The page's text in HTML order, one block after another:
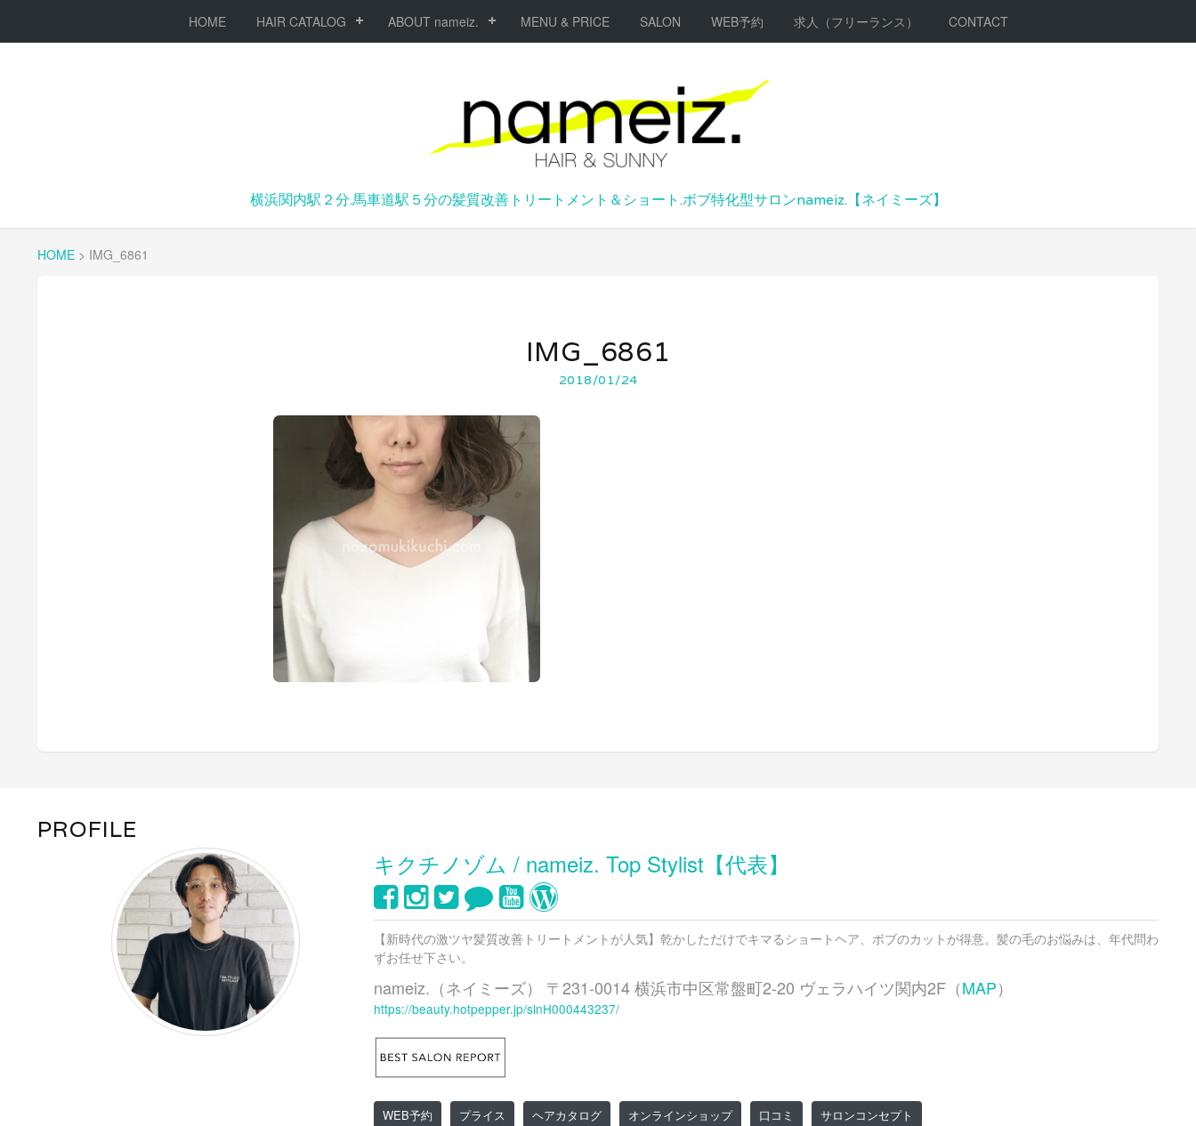
HOME HAIR CATALOG ABOUT nameiz. MENU & PRICE SALON WEB予約 求人（フリーランス） CONTACT
横浜関内駅２分.馬車道駅５分の髪質改善トリートメント＆ショート.ボブ特化型サロンnameiz.【ネイミーズ】
HOME > IMG_6861
IMG_6861
2018/01/24
PROFILE
キクチノゾム / nameiz. Top Stylist【代表】
【新時代の激ツヤ髪質改善トリートメントが人気】乾かしただけでキマるショートヘア、ボブのカットが得意。髪の毛のお悩みは、年代問わ
ずお任せ下さい。
nameiz.（ネイミーズ） 〒231-0014 横浜市中区常盤町2-20 ヴェラハイツ関内2F（MAP）
https://beauty.hotpepper.jp/slnH000443237/
WEB予約 プライス ヘアカタログ オンラインショップ 口コミ サロンコンセプト